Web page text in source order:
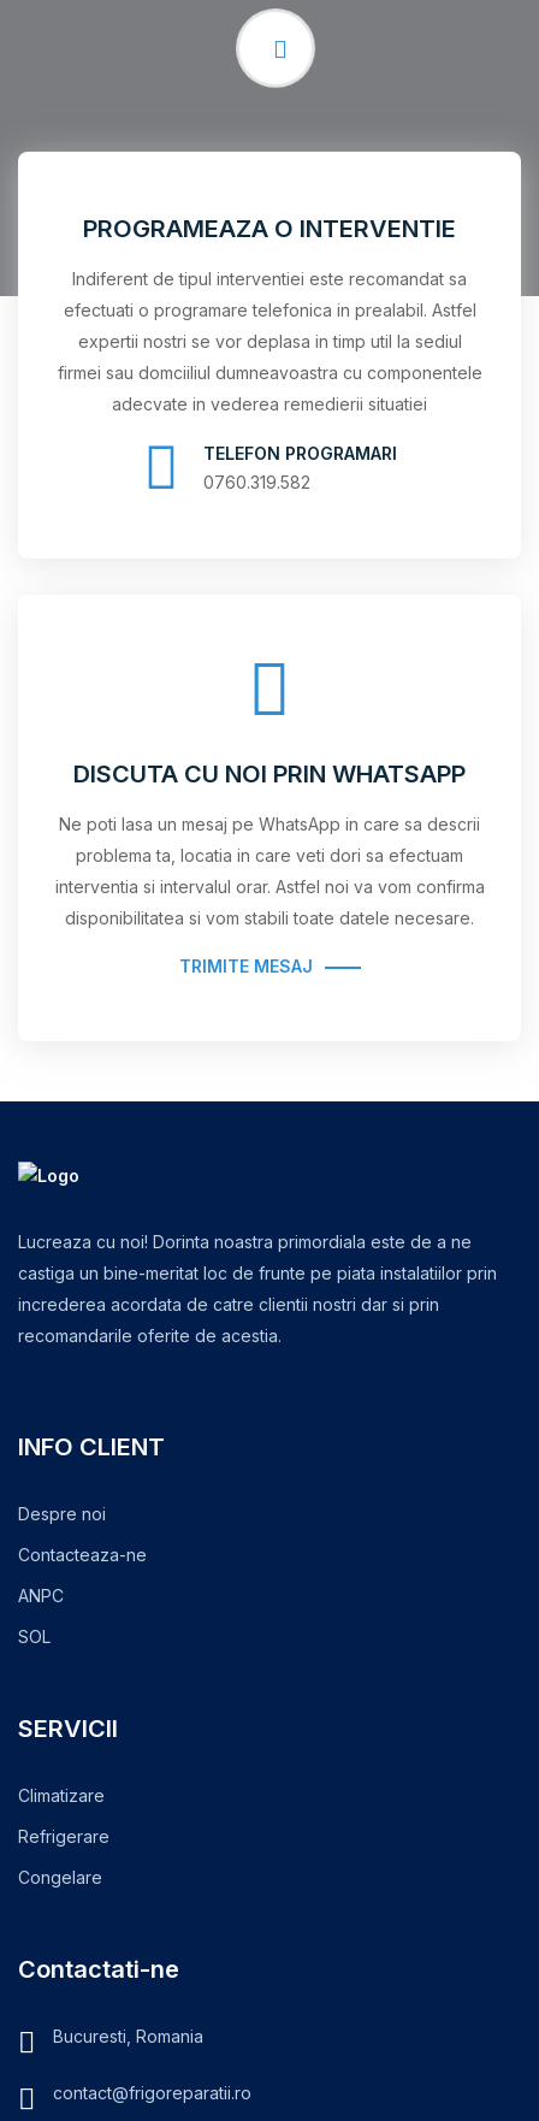
PROGRAMEAZA O INTERVENTIE
Indiferent de tipul interventiei este recomandat sa
efectuati o programare telefonica in prealabil. Astfel
expertii nostri se vor deplasa in timp util la sediul
firmei sau domciiliul dumneavoastra cu componentele
adecvate in vederea remedierii situatiei
TELEFON PROGRAMARI
0760.319.582
DISCUTA CU NOI PRIN WHATSAPP
Ne poti lasa un mesaj pe WhatsApp in care sa descrii
problema ta, locatia in care veti dori sa efectuam
interventia si intervalul orar. Astfel noi va vom confirma
disponibilitatea si vom stabili toate datele necesare.
TRIMITE MESAJ
Lucreaza cu noi! Dorinta noastra primordiala este de a ne
castiga un bine-meritat loc de frunte pe piata instalatiilor prin
increderea acordata de catre clientii nostri dar si prin
recomandarile oferite de acestia.
INFO CLIENT
Despre noi
Contacteaza-ne
ANPC
SOL
SERVICII
Climatizare
Refrigerare
Congelare
Contactati-ne
Bucuresti, Romania
contact@frigoreparatii.ro